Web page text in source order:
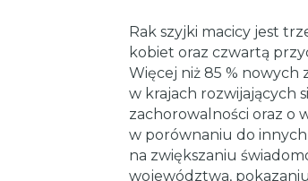
Rak szyjki macicy jest
kobiet oraz czwartą
Więcej niż 85 % nowych
w krajach rozwijających
zachorowalności oraz o
w porównaniu do
na zwiększaniu
województwa,